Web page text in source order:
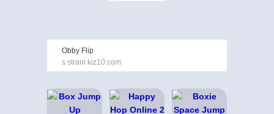
Obby Flip
s strani kiz10.com